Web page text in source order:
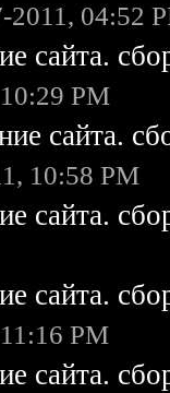
2011, 04:52
сайта.
PM
сайта.
10:58 PM
сайта.
сайта.
PM
сайта.